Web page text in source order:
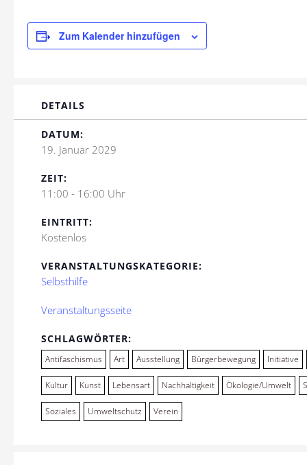
Zum Kalender hinzufügen
DETAILS
DATUM:
19. Januar 2029
ZEIT:
11:00 - 16:00 Uhr
EINTRITT:
Kostenlos
VERANSTALTUNGSKATEGORIE:
Selbsthilfe
Veranstaltungsseite
SCHLAGWÖRTER:
Antifaschismus Art Ausstellung Bürgerbewegung Initiative
Kultur Kunst Lebensart Nachhaltigkeit Ökologie/Umwelt
Soziales Umweltschutz Verein